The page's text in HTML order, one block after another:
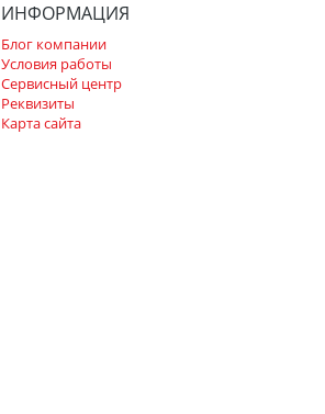
ИНФОРМАЦИЯ
Блог компании
Условия работы
Сервисный центр
Реквизиты
Карта сайта